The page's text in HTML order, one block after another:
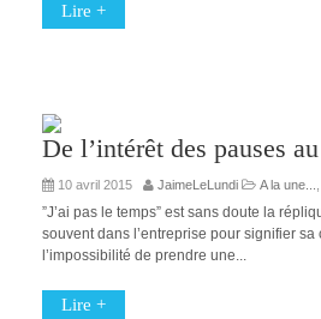
Lire +
De l’intérêt des pauses
10 avril 2015 JaimeLeLundi A la une...
”J’ai pas le temps” est sans doute la
souvent dans l’entreprise pour signifier sa
l’impossibilité de prendre une...
Lire +